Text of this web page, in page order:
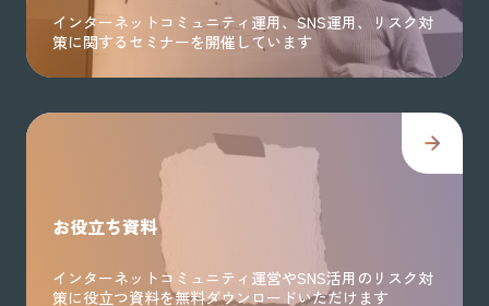
インターネットコミュニティ運用、SNS運用、リスク対
策に関するセミナーを開催しています
お役立ち資料
インターネットコミュニティ運営やSNS活用のリスク対
策に役立つ資料を無料ダウンロードいただけます